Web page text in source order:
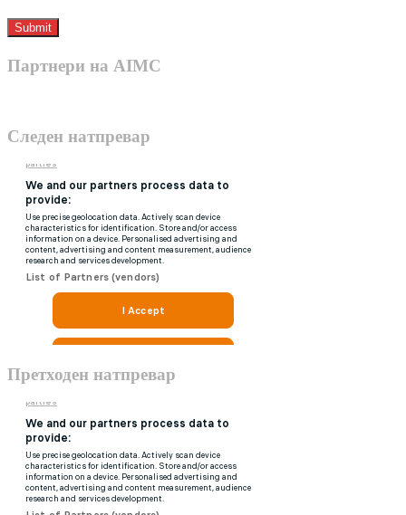
Партнери на AIMC
Следен натпревар
Претходен натпревар